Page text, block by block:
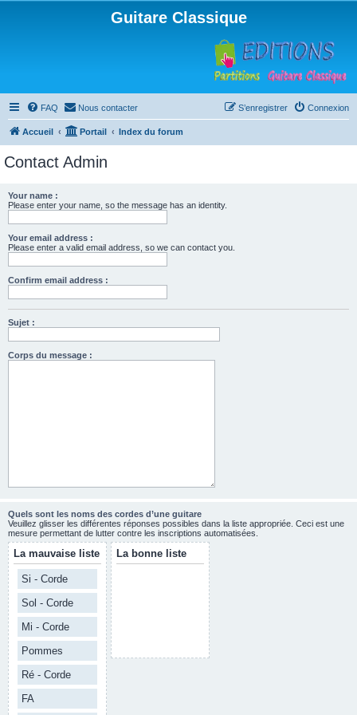
Guitare Classique
FAQ Nous contacter Connexion
S’enregistrer
Accueil Portail Index du forum
Contact Admin
Your name :
Please enter your name, so the message has an identity.
Your email address :
Please enter a valid email address, so we can contact you.
Confirm email address :
Sujet :
Corps du message :
Quels sont les noms des cordes d’une guitare
Veuillez glisser les différentes réponses possibles dans la liste appropriée. Ceci est une
mesure permettant de lutter contre les inscriptions automatisées.
La mauvaise liste
Si - Corde
Sol - Corde
Mi - Corde
Pommes
Ré - Corde
FA
La bonne liste